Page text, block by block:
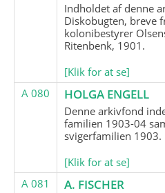
Indholdet af denne
Diskobugten, breve
kolonibestyrer
Ritenbenk, 1901.
[Klik for at se]
A 080
HOLGA ENGELL
Denne arkivfond
familien 1903-04
svigerfamilien 1903.
[Klik for at se]
A 081
A. FISCHER